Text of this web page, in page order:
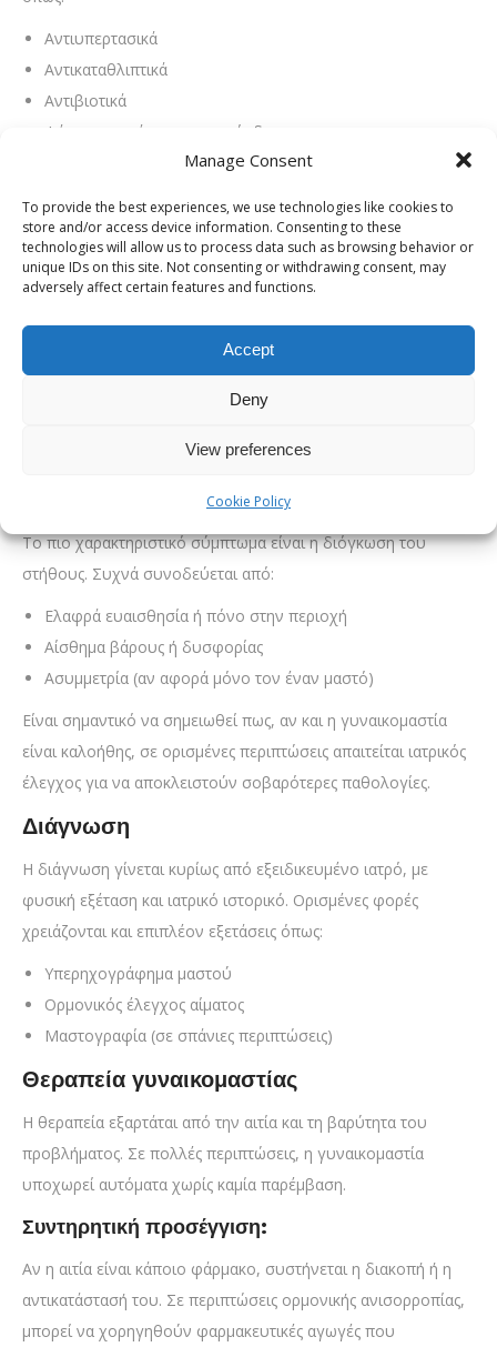
Manage Consent
To provide the best experiences, we use technologies like cookies to
store and/or access device information. Consenting to these
technologies will allow us to process data such as browsing behavior or
unique IDs on this site. Not consenting or withdrawing consent, may
adversely affect certain features and functions.
Accept
Deny
View preferences
Cookie Policy
Αντιυπερτασικά
Αντικαταθλιπτικά
Αντιβιοτικά
Φάρμακα κατά της προστατίτιδας
Αναβολικά στεροειδή
Παθολογικά αίτια:
Ηπατική νόσος
Νεφρική ανεπάρκεια
Τρόπος ζωής:
συνδεθεί με υψηλότερα ποσοστά εμφάνισης γυναικομαστίας.
Συμπτώματα γυναικομαστίας
Το πιο χαρακτηριστικό σύμπτωμα είναι η διόγκωση του
στήθους. Συχνά συνοδεύεται από:
Ελαφρά ευαισθησία ή πόνο στην περιοχή
Αίσθημα βάρους ή δυσφορίας
Ασυμμετρία (αν αφορά μόνο τον έναν μαστό)
Είναι σημαντικό να σημειωθεί πως, αν και η γυναικομαστία
είναι καλοήθης, σε ορισμένες περιπτώσεις απαιτείται ιατρικός
έλεγχος για να αποκλειστούν σοβαρότερες παθολογίες.
Διάγνωση
Η διάγνωση γίνεται κυρίως από εξειδικευμένο ιατρό, με
φυσική εξέταση και ιατρικό ιστορικό. Ορισμένες φορές
χρειάζονται και επιπλέον εξετάσεις όπως:
Υπερηχογράφημα μαστού
Ορμονικός έλεγχος αίματος
Μαστογραφία (σε σπάνιες περιπτώσεις)
Θεραπεία γυναικομαστίας
Η θεραπεία εξαρτάται από την αιτία και τη βαρύτητα του
προβλήματος. Σε πολλές περιπτώσεις, η γυναικομαστία
υποχωρεί αυτόματα χωρίς καμία παρέμβαση.
Συντηρητική προσέγγιση:
Αν η αιτία είναι κάποιο φάρμακο, συστήνεται η διακοπή ή η
αντικατάστασή του. Σε περιπτώσεις ορμονικής ανισορροπίας,
μπορεί να χορηγηθούν φαρμακευτικές αγωγές που